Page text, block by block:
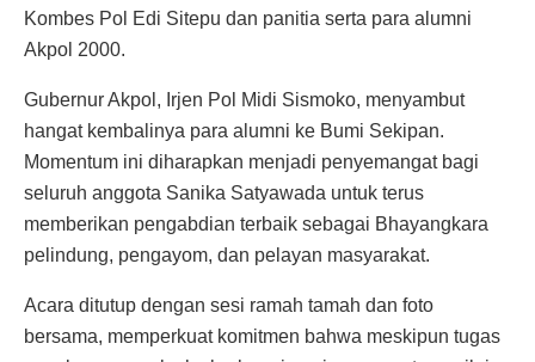
Kombes Pol Edi Sitepu dan panitia serta para alumni
Akpol 2000.
Gubernur Akpol, Irjen Pol Midi Sismoko, menyambut
hangat kembalinya para alumni ke Bumi Sekipan.
Momentum ini diharapkan menjadi penyemangat bagi
seluruh anggota Sanika Satyawada untuk terus
memberikan pengabdian terbaik sebagai Bhayangkara
pelindung, pengayom, dan pelayan masyarakat.
Acara ditutup dengan sesi ramah tamah dan foto
bersama, memperkuat komitmen bahwa meskipun tugas